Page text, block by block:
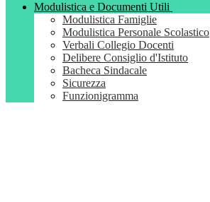
Modulistica e Documenti Utili
Modulistica Famiglie
Modulistica Personale Scolastico
Verbali Collegio Docenti
Delibere Consiglio d'Istituto
Bacheca Sindacale
Sicurezza
Funzionigramma